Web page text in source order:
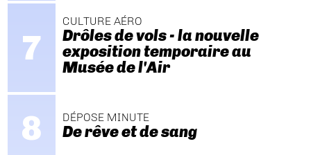
CULTURE AÉRO
Drôles de vols - la nouvelle
exposition temporaire au
Musée de l'Air
DÉPOSE MINUTE
De rêve et de sang